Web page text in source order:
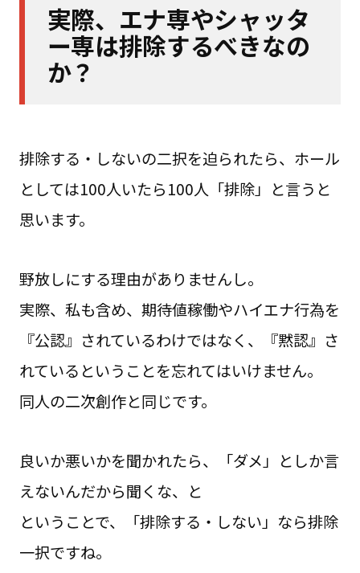
実際、エナ専やシャッタ
ー専は排除するべきなの
か？
排除する・しないの二択を迫られたら、ホール
としては100人いたら100人「排除」と言うと
思います。
野放しにする理由がありませんし。
実際、私も含め、期待値稼働やハイエナ行為を
『公認』されているわけではなく、『黙認』さ
れているということを忘れてはいけません。
同人の二次創作と同じです。
良いか悪いかを聞かれたら、「ダメ」としか言
えないんだから聞くな、と
ということで、「排除する・しない」なら排除
一択ですね。